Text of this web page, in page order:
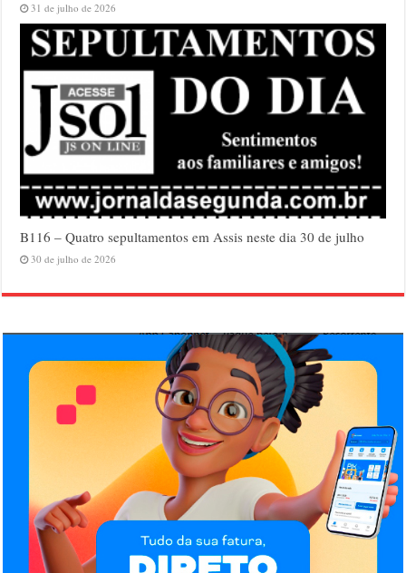
31 de julho de 2026
B116 – Quatro sepultamentos em Assis neste dia 30 de julho
30 de julho de 2026